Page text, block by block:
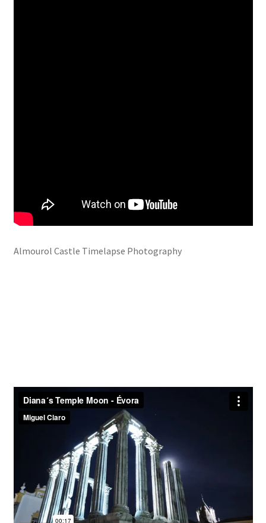
Almourol Castle Timelapse Photography